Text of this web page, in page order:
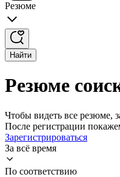
Резюме
Найти
Резюме
Чтобы видеть все резюме,
После регистрации
Зарегистрироваться
За всё время
По соответствию